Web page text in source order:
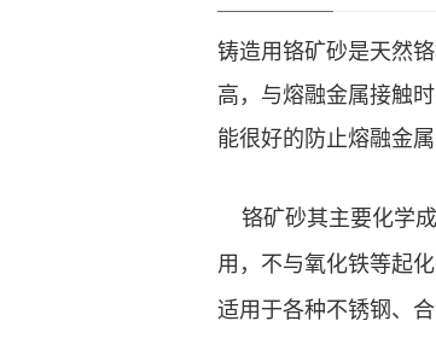
铸造用铬矿砂是天然
高，与熔融金属接触
能很好的防止熔融金
铬矿砂其主要化学成
用，不与氧化铁等起
适用于各种不锈钢、